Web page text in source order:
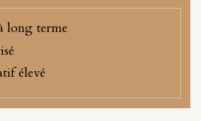
long terme
élevé